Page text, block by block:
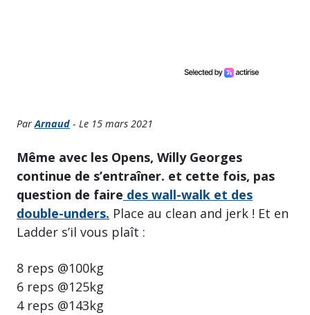
ParArnaud - Le 15 mars 2021
Même avec les Opens, Willy Georges
continue de s’entraîner. et cette fois, pas
question de faire des wall-walk et des
double-unders. Place au clean and jerk ! Et en
Ladder s’il vous plaît :
8 reps @100kg
6 reps @125kg
4 reps @143kg